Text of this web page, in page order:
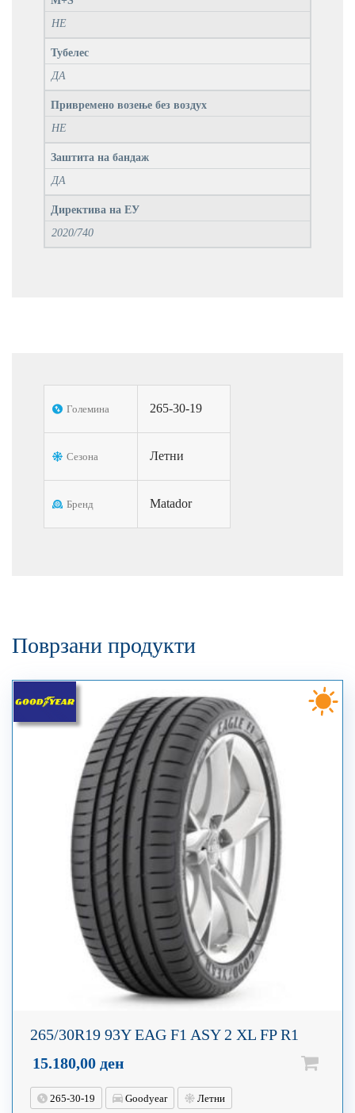
НЕ
Тубелес
ДА
Привремено возење без воздух
НЕ
Заштита на бандаж
ДА
Директива на ЕУ
2020/740
Големина 265-30-19
Сезона Летни
Бренд Matador
Поврзани продукти
265/30R19 93Y EAG F1 ASY 2 XL FP R1
15.180,00 ден
265-30-19 Goodyear Летни